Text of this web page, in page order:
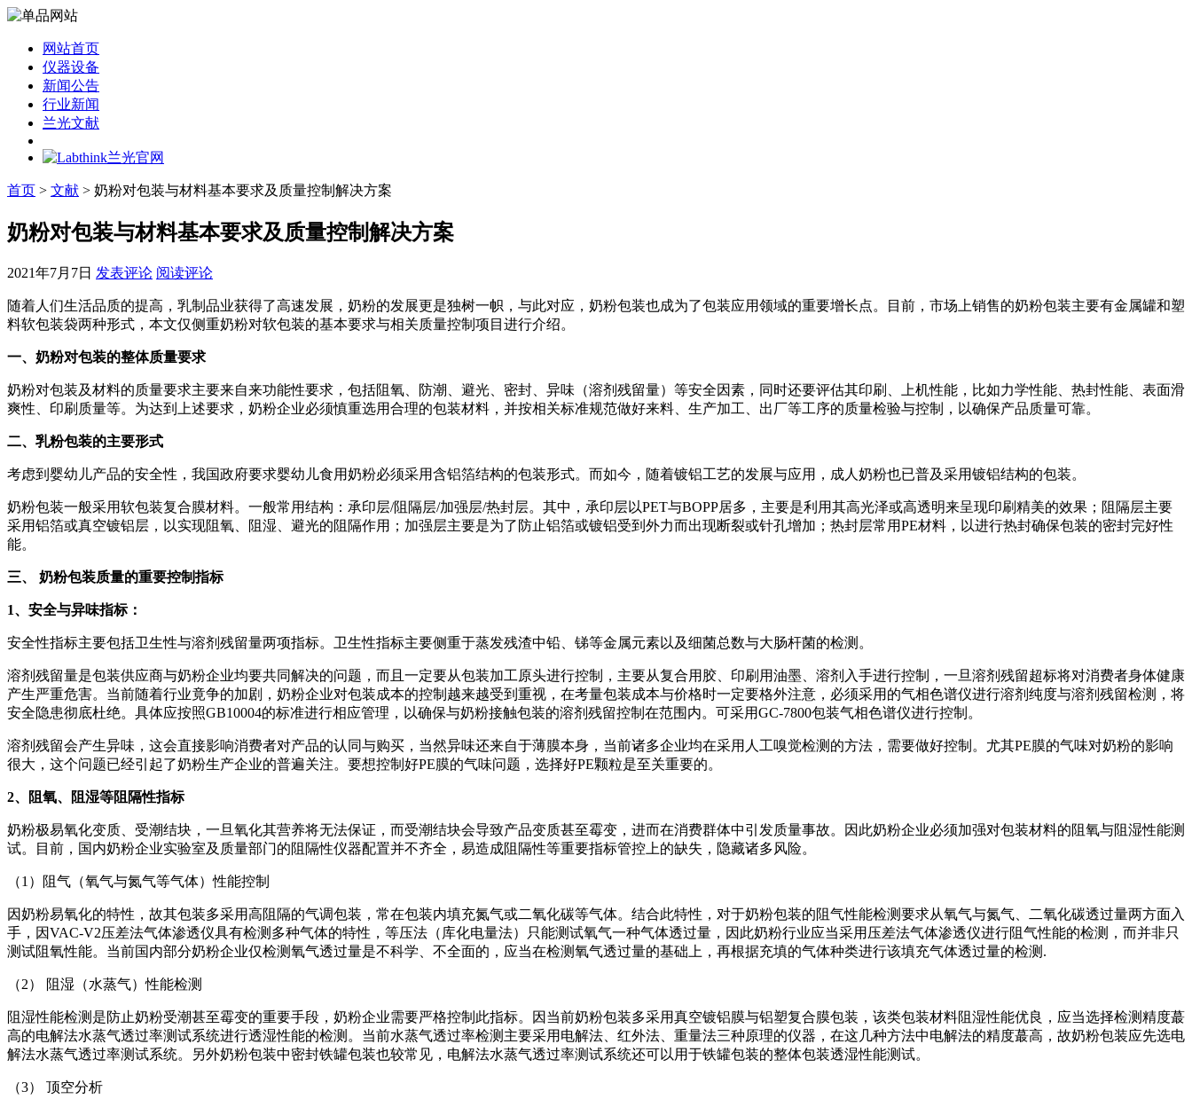
网站首页
仪器设备
新闻公告
行业新闻
兰光文献
首页 > 文献 > 奶粉对包装与材料基本要求及质量控制解决方案
奶粉对包装与材料基本要求及质量控制解决方案
2021年7月7日 发表评论 阅读评论
随着人们生活品质的提高，乳制品业获得了高速发展，奶粉的发展更是独树一帜，与此对应，奶粉包装也成为了包装应用领域的重要增长点。目前，市场上销售的奶粉包装主要有金属罐和塑
料软包装袋两种形式，本文仅侧重奶粉对软包装的基本要求与相关质量控制项目进行介绍。
一、奶粉对包装的整体质量要求
奶粉对包装及材料的质量要求主要来自来功能性要求，包括阻氧、防潮、避光、密封、异味（溶剂残留量）等安全因素，同时还要评估其印刷、上机性能，比如力学性能、热封性能、表面滑
爽性、印刷质量等。为达到上述要求，奶粉企业必须慎重选用合理的包装材料，并按相关标准规范做好来料、生产加工、出厂等工序的质量检验与控制，以确保产品质量可靠。
二、 乳粉包装的主要形式
考虑到婴幼儿产品的安全性，我国政府要求婴幼儿食用奶粉必须采用含铝箔结构的包装形式。而如今，随着镀铝工艺的发展与应用，成人奶粉也已普及采用镀铝结构的包装。
奶粉包装一般采用软包装复合膜材料。一般常用结构：承印层/阻隔层/加强层/热封层。其中，承印层以PET与BOPP居多，主要是利用其高光泽或高透明来呈现印刷精美的效果；阻隔层主要
采用铝箔或真空镀铝层，以实现阻氧、阻湿、避光的阻隔作用；加强层主要是为了防止铝箔或镀铝受到外力而出现断裂或针孔增加；热封层常用PE材料，以进行热封确保包装的密封完好性
能。
三、 奶粉包装质量的重要控制指标
1、安全与异味指标：
安全性指标主要包括卫生性与溶剂残留量两项指标。卫生性指标主要侧重于蒸发残渣中铅、锑等金属元素以及细菌总数与大肠杆菌的检测。
溶剂残留量是包装供应商与奶粉企业均要共同解决的问题，而且一定要从包装加工原头进行控制，主要从复合用胶、印刷用油墨、溶剂入手进行控制，一旦溶剂残留超标将对消费者身体健康
产生严重危害。当前随着行业竟争的加剧，奶粉企业对包装成本的控制越来越受到重视，在考量包装成本与价格时一定要格外注意，必须采用的气相色谱仪进行溶剂纯度与溶剂残留检测，将
安全隐患彻底杜绝。具体应按照GB10004的标准进行相应管理，以确保与奶粉接触包装的溶剂残留控制在范围内。可采用GC-7800包装气相色谱仪进行控制。
溶剂残留会产生异味，这会直接影响消费者对产品的认同与购买，当然异味还来自于薄膜本身，当前诸多企业均在采用人工嗅觉检测的方法，需要做好控制。尤其PE膜的气味对奶粉的影响
很大，这个问题已经引起了奶粉生产企业的普遍关注。要想控制好PE膜的气味问题，选择好PE颗粒是至关重要的。
2、阻氧、阻湿等阻隔性指标
奶粉极易氧化变质、受潮结块，一旦氧化其营养将无法保证，而受潮结块会导致产品变质甚至霉变，进而在消费群体中引发质量事故。因此奶粉企业必须加强对包装材料的阻氧与阻湿性能测
试。目前，国内奶粉企业实验室及质量部门的阻隔性仪器配置并不齐全，易造成阻隔性等重要指标管控上的缺失，隐藏诸多风险。
（1）阻气（氧气与氮气等气体）性能控制
因奶粉易氧化的特性，故其包装多采用高阻隔的气调包装，常在包装内填充氮气或二氧化碳等气体。结合此特性，对于奶粉包装的阻气性能检测要求从氧气与氮气、二氧化碳透过量两方面入
手，因VAC-V2压差法气体渗透仪具有检测多种气体的特性，等压法（库化电量法）只能测试氧气一种气体透过量，因此奶粉行业应当采用压差法气体渗透仪进行阻气性能的检测，而并非只
测试阻氧性能。当前国内部分奶粉企业仅检测氧气透过量是不科学、不全面的，应当在检测氧气透过量的基础上，再根据充填的气体种类进行该填充气体透过量的检测.
（2） 阻湿（水蒸气）性能检测
阻湿性能检测是防止奶粉受潮甚至霉变的重要手段，奶粉企业需要严格控制此指标。因当前奶粉包装多采用真空镀铝膜与铝塑复合膜包装，该类包装材料阻湿性能优良，应当选择检测精度蕞
高的电解法水蒸气透过率测试系统进行透湿性能的检测。当前水蒸气透过率检测主要采用电解法、红外法、重量法三种原理的仪器，在这几种方法中电解法的精度蕞高，故奶粉包装应先选电
解法水蒸气透过率测试系统。另外奶粉包装中密封铁罐包装也较常见，电解法水蒸气透过率测试系统还可以用于铁罐包装的整体包装透湿性能测试。
（3） 顶空分析